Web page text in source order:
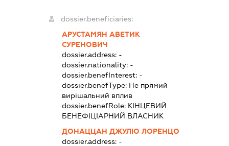
dossier.beneficiaries:
АРУСТАМЯН АВЕТИК
СУРЕНОВИЧ
dossier.address: -
dossier.nationality: -
dossier.benefInterest: -
dossier.benefType: Не прямий
вирішальний вплив
dossier.benefRole: КІНЦЕВИЙ
БЕНЕФІЦІАРНИЙ ВЛАСНИК
ДОНАЦЦАН ДЖУЛІО ЛОРЕНЦО
dossier.address: -